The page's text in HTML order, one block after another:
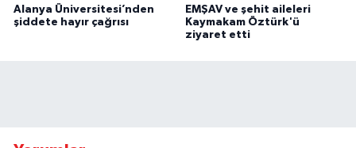
Alanya Üniversitesi’nden
şiddete hayır çağrısı
EMŞAV ve şehit aileleri
Kaymakam Öztürk'ü
ziyaret etti